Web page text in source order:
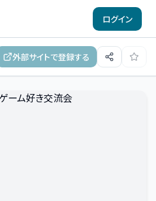
ログイン
外部サイトで登録する